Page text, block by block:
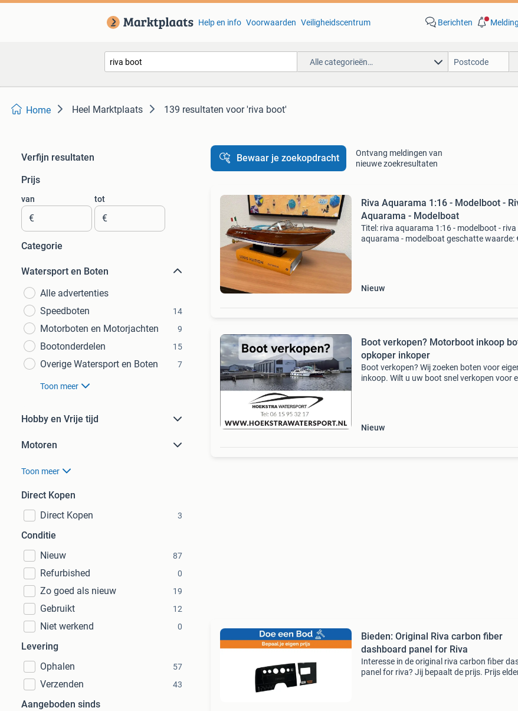
Help en info Voorwaarden Veiligheidscentrum Berichten
Alle categorieën…
Home Heel Marktplaats 139 resultaten voor 'riva boot'
Verfijn resultaten
Prijs
van
€
tot
€
Categorie
Watersport en Boten
Alle advertenties
Speedboten
14
Motorboten en Motorjachten 9
Bootonderdelen 15
Overige Watersport en Boten 7
Toon meer
Hobby en Vrije tijd
Motoren
Toon meer
Direct Kopen
Direct Kopen
3
Conditie
Nieuw
87
Refurbished 0
Zo goed als nieuw 19
Gebruikt 12
Niet werkend 0
Levering
Ophalen
57
Verzenden 43
Aangeboden sinds
Bewaar je zoekopdracht
Ontvang meldingen van
nieuwe zoekresultaten
Riva Aquarama 1:16 - Modelboot -
Aquarama - Modelboat
Titel: riva aquarama 1:16 - modelboot - riva
aquarama - modelboat geschatte waarde:
Nieuw
Boot verkopen? Motorboot inkoop
opkoper inkoper
Boot verkopen? Wij zoeken boten voor
inkoop. Wilt u uw boot snel verkopen voor
Nieuw
Bieden: Original Riva carbon fiber
dashboard panel for Riva
Interesse in de original riva carbon fiber
panel for riva? Jij bepaalt de prijs. Prijs